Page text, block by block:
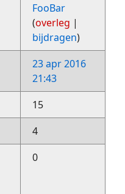
FooBar
(overleg |
bijdragen)
23 apr 2016
21:43
15
4
0